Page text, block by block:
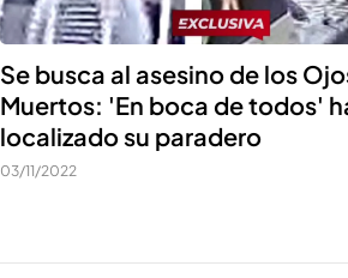
Se busca al asesino de los
Muertos: 'En boca de todos'
localizado su paradero
03/11/2022